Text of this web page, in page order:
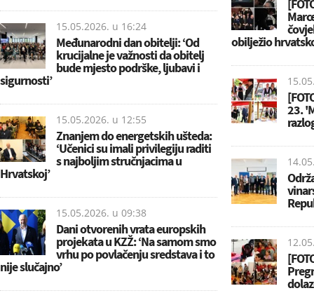
15.05.2026. u 16:24
Međunarodni dan obitelji: ‘Od
krucijalne je važnosti da obitelj
bude mjesto podrške, ljubavi i
sigurnosti’
15.05.2026. u 12:55
Znanjem do energetskih ušteda:
‘Učenici su imali privilegiju raditi
s najboljim stručnjacima u
Hrvatskoj’
15.05.2026. u 09:38
Dani otvorenih vrata europskih
projekata u KZŽ: ‘Na samom smo
vrhu po povlačenju sredstava i to
nije slučajno’
obilježio
23.